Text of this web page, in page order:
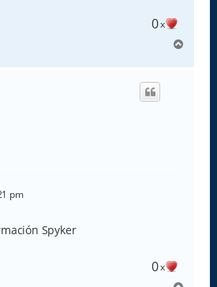
0x
r
pm
Spyker
0x